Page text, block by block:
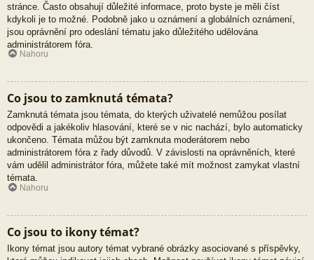
stránce. Často obsahují důležité informace, proto byste je měli číst
kdykoli je to možné. Podobně jako u oznámení a globálních oznámení,
jsou oprávnění pro odeslání tématu jako důležitého udělována
administrátorem fóra.
Nahoru
Co jsou to zamknutá témata?
Zamknutá témata jsou témata, do kterých uživatelé nemůžou posílat
odpovědi a jakékoliv hlasování, které se v nic nachází, bylo automaticky
ukončeno. Témata můžou být zamknuta moderátorem nebo
administrátorem fóra z řady důvodů. V závislosti na oprávněních, které
vám udělil administrátor fóra, můžete také mít možnost zamykat vlastní
témata.
Nahoru
Co jsou to ikony témat?
Ikony témat jsou autory témat vybrané obrázky asociované s příspěvky,